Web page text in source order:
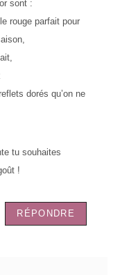
sont :
rouge parfait pour
dorés qu’on ne
tu souhaites
!
RÉPONDRE